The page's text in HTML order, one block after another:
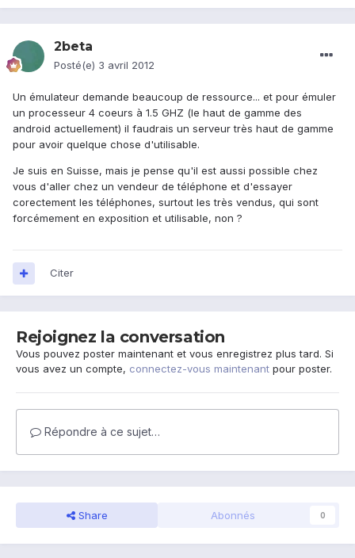
2beta
Posté(e) 3 avril 2012
Un émulateur demande beaucoup de ressource... et pour émuler
un processeur 4 coeurs à 1.5 GHZ (le haut de gamme des
android actuellement) il faudrais un serveur très haut de gamme
pour avoir quelque chose d'utilisable.
Je suis en Suisse, mais je pense qu'il est aussi possible chez
vous d'aller chez un vendeur de téléphone et d'essayer
corectement les téléphones, surtout les très vendus, qui sont
forcémement en exposition et utilisable, non ?
Citer
Rejoignez la conversation
Vous pouvez poster maintenant et vous enregistrez plus tard. Si
vous avez un compte, connectez-vous maintenant pour poster.
Répondre à ce sujet…
Share Abonnés 0